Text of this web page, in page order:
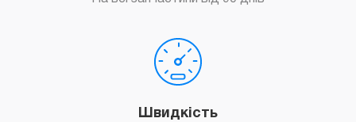
Швидкість